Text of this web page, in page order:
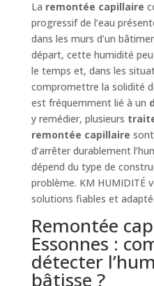
La remontée capillaire
progressif de l’eau
dans les murs d’un
départ, cette humidité
le temps et, dans les
compromettre la solidité
est fréquemment lié à un
y remédier, plusieurs
remontée capillaire
d’arrêter durablement
dépend du type de
problème. KM HUMIDITÉ
solutions fiables et
Remontée
Essonnes :
détecter
bâtisse ?